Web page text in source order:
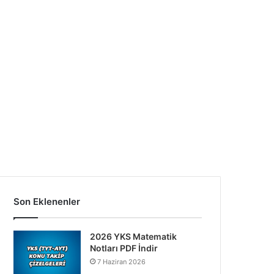
Son Eklenenler
2026 YKS Matematik
Notları PDF İndir
7 Haziran 2026